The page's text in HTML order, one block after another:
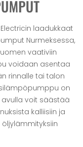
laadukkaat
Nurmeksessa,
vaativiin
voidaan asentaa
rinnalle tai talon
on
voit säästää
kalliisiin ja